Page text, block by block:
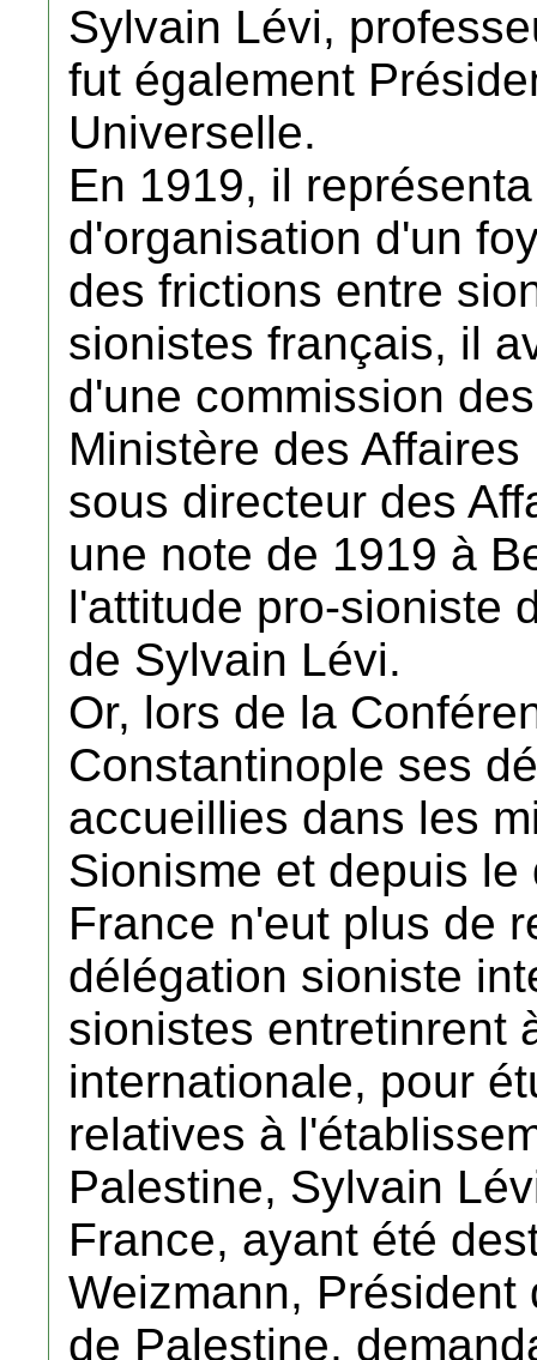
Sylvain Lévi,
fut également
Universelle.
En 1919, il
d'organisation d'un
des frictions entre
sionistes français, il
d'une commission
Ministère des
sous directeur des
une note de 1919 à
l'attitude pro-sioniste
de Sylvain Lévi.
Or, lors de la
Constantinople ses
accueillies dans les
Sionisme et depuis
France n'eut plus de
délégation sioniste
sionistes entretinrent
internationale, pour
relatives à
Palestine, Sylvain
France, ayant été
Weizmann,
de Palestine,